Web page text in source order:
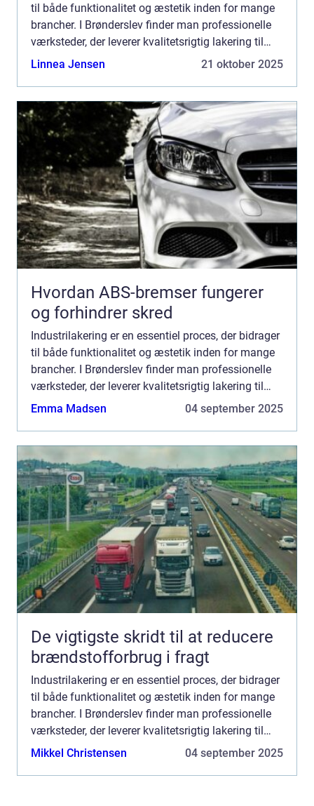
til både funktionalitet og æstetik inden for mange
brancher. I Brønderslev finder man professionelle
værksteder, der leverer kvalitetsrigtig lakering til
industrielt udsty...
Linnea Jensen 21 oktober 2025
Hvordan ABS-bremser fungerer
og forhindrer skred
Industrilakering er en essentiel proces, der bidrager
til både funktionalitet og æstetik inden for mange
brancher. I Brønderslev finder man professionelle
værksteder, der leverer kvalitetsrigtig lakering til
industrielt udsty...
Emma Madsen 04 september 2025
De vigtigste skridt til at reducere
brændstofforbrug i fragt
Industrilakering er en essentiel proces, der bidrager
til både funktionalitet og æstetik inden for mange
brancher. I Brønderslev finder man professionelle
værksteder, der leverer kvalitetsrigtig lakering til
industrielt udsty...
Mikkel Christensen 04 september 2025